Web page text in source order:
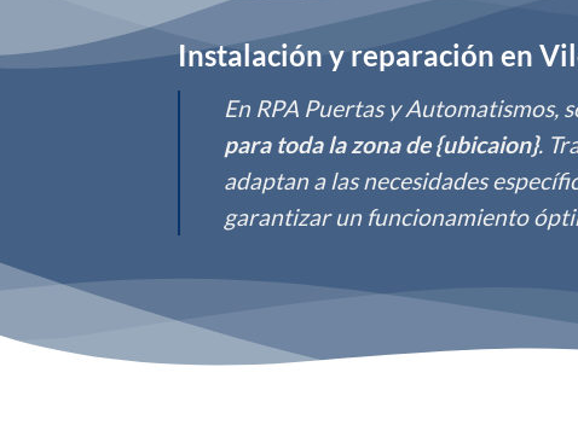
Instalación y reparación en
En RPA Puertas y Automatismos,
para toda la zona de {ubicaion}.
adaptan a las necesidades
garantizar un funcionamiento